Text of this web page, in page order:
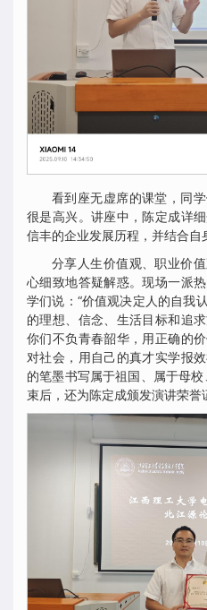
看到座无虚席的课堂，同
很是高兴。讲座中，陈定成详
信丰的企业发展历程，并结合自
分享人生价值观、职业价
心细致地答疑解惑。现场一派
学们说：“价值观决定人的自我
的理想、信念、生活目标和追
你们不负青春韶华，用正确的
对社会，用自己的真才实学报
的笔墨书写属于祖国、属于母
束后，还为陈定成颁发演讲荣誉